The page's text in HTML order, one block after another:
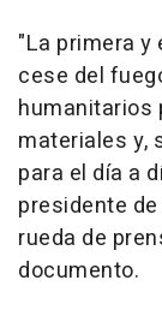
"La primera y
cese del
humanitarios
materiales y,
para el día a
presidente de
rueda de
documento.